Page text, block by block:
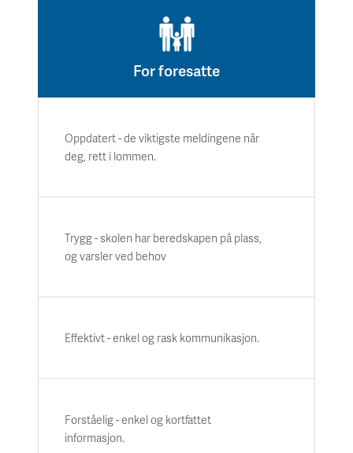
For foresatte
Oppdatert - de viktigste meldingene når
deg, rett i lommen.
Trygg - skolen har beredskapen på plass,
og varsler ved behov
Effektivt - enkel og rask kommunikasjon.
Forståelig - enkel og kortfattet
informasjon.